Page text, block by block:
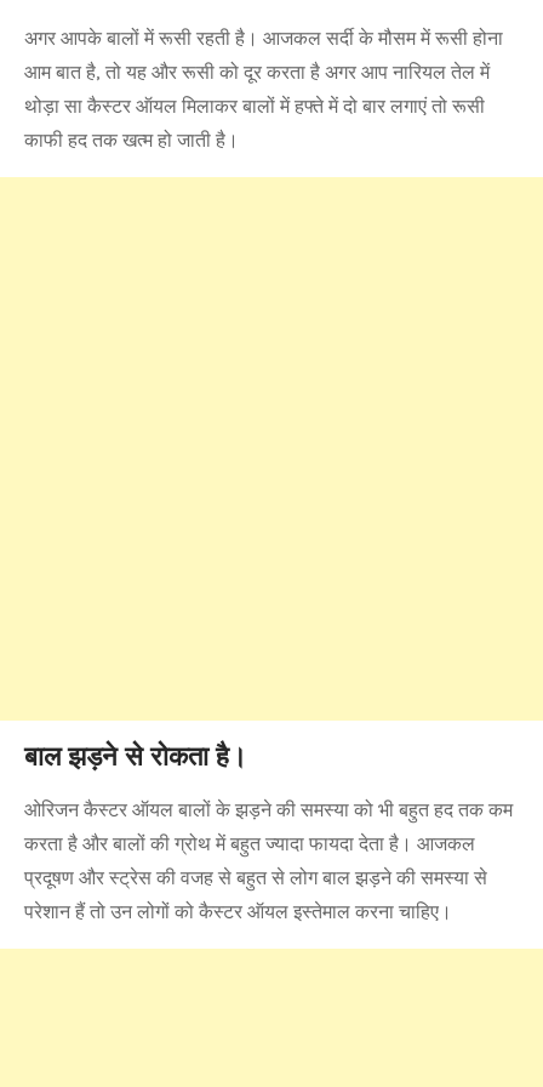
अगर आपके बालों में रूसी रहती है। आजकल सर्दी के मौसम में रूसी होना
आम बात है, तो यह और रूसी को दूर करता है अगर आप नारियल तेल में
थोड़ा सा कैस्टर ऑयल मिलाकर बालों में हफ्ते में दो बार लगाएं तो रूसी
काफी हद तक खत्म हो जाती है।
बाल झड़ने से रोकता है।
ओरिजन कैस्टर ऑयल बालों के झड़ने की समस्या को भी बहुत हद तक कम
करता है और बालों की ग्रोथ में बहुत ज्यादा फायदा देता है। आजकल
प्रदूषण और स्ट्रेस की वजह से बहुत से लोग बाल झड़ने की समस्या से
परेशान हैं तो उन लोगों को कैस्टर ऑयल इस्तेमाल करना चाहिए।